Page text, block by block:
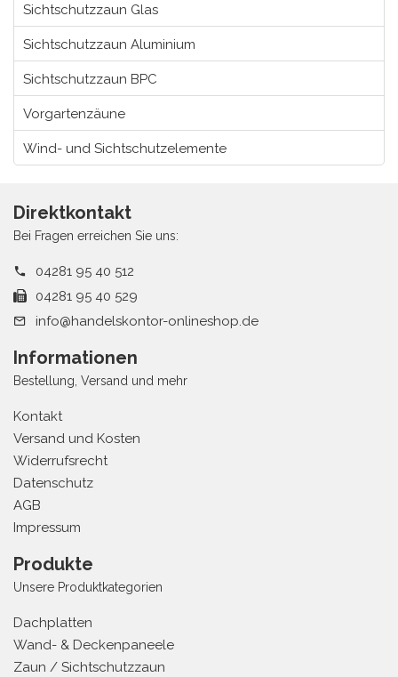
Sichtschutzzaun Glas
Sichtschutzzaun Aluminium
Sichtschutzzaun BPC
Vorgartenzäune
Wind- und Sichtschutzelemente
Direktkontakt
Bei Fragen erreichen Sie uns:
04281 95 40 512
04281 95 40 529
info@handelskontor-onlineshop.de
Informationen
Bestellung, Versand und mehr
Kontakt
Versand und Kosten
Widerrufsrecht
Datenschutz
AGB
Impressum
Produkte
Unsere Produktkategorien
Dachplatten
Wand- & Deckenpaneele
Zaun / Sichtschutzzaun